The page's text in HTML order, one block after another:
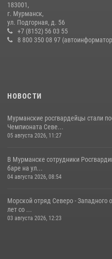
В Мурманске сотрудники
скрывавшегося от правосудия
16 июля 2026, 08:31
183001,
г. Мурманск,
ул. Подгорная, д. 56
+7 (8152) 56 03 55
8 800 350 08 97
НОВОСТИ
Мурманские росгвардейцы стали
Чемпионата Севе...
05 августа 2026, 11:27
В Мурманске сотрудники
баре на ул...
04 августа 2026, 08:54
Морской отряд Северо - Западного
лет со ...
03 августа 2026, 12:23